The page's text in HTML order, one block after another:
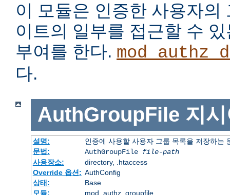
이 모듈은 인증한 사용자의
이트의 일부를 접근할 수
부여를 한다.
다.
AuthGroupFile 지
설명:
인증에 사용할 사용자 그룹 목록을 저장하는
문법:
AuthGroupFile file-path
사용장소:
directory, .htaccess
Override 옵션: AuthConfig
상태:
Base
모듈:
mod_authz_groupfile